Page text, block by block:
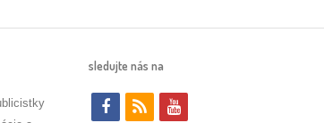
sledujte nás na
f r y